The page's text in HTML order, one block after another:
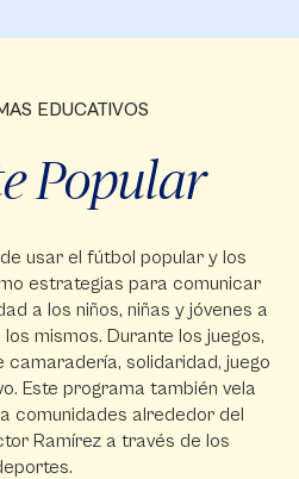
EDUCATIVOS
Popular
usar el fútbol popular y los
estrategias para comunicar
a los niños, niñas y jóvenes a
mismos. Durante los juegos,
camaradería, solidaridad, juego
Este programa también vela
comunidades alrededor del
Ramírez a través de los